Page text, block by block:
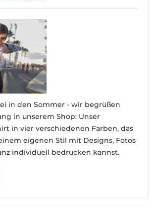
in den Sommer - wir begrüßen
in unserem Shop: Unser
in vier verschiedenen Farben, das
eigenen Stil mit Designs, Fotos
individuell bedrucken kannst.